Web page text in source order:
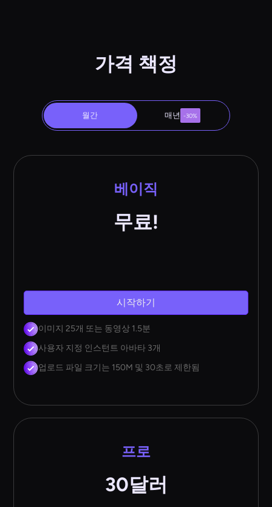
가격 책정
월간 매년 -30%
베이직
무료!
시작하기
이미지 25개 또는 동영상 1.5분
사용자 지정 인스턴트 아바타 3개
업로드 파일 크기는 150M 및 30초로 제한됨
프로
30달러